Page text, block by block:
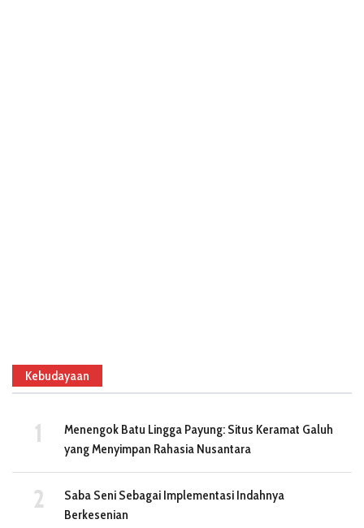
Kebudayaan
Menengok Batu Lingga Payung: Situs Keramat Galuh
yang Menyimpan Rahasia Nusantara
Saba Seni Sebagai Implementasi Indahnya
Berkesenian